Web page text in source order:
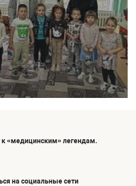
«медицинским» легендам.
на социальные сети